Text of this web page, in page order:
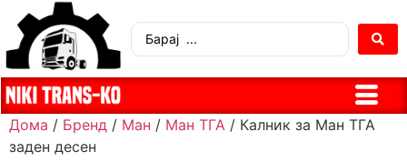
Дома / Бренд / Ман / Ман ТГА / Калник за Ман ТГА
заден десен